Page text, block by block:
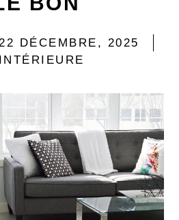
DÉCEMBRE, 2025